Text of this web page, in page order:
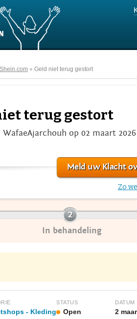
Shein.com Geld niet terug gestort
terug gestort
WafaeAjarchouh op 02 maart
Meld uw Klacht
Zo
In behandeling
- Kleding
STATUS
Open
DATUM
2